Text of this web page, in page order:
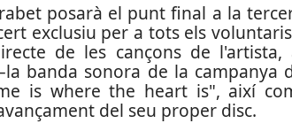
posarà el punt final a la
exclusiu per a tots els
de les cançons de l'artista,
banda sonora de la campanya
is where the heart is", així
del seu proper disc.